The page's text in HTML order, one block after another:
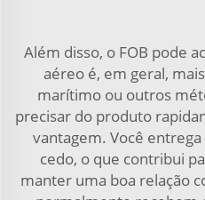
Além disso, o FOB pode
aéreo é, em geral,
marítimo ou outros
precisar do produto
vantagem. Você
cedo, o que contribui
manter uma boa relação